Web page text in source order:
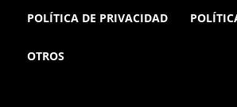
POLÍTICA DE PRIVACIDAD
OTROS